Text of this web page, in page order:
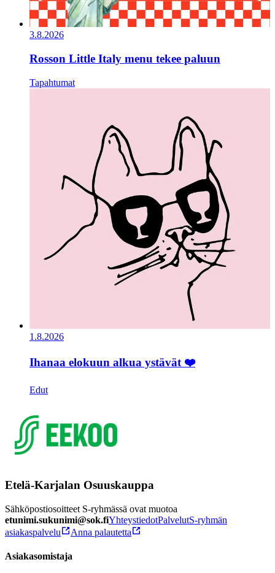
3.8.2026
Rosson Little Italy menu tekee paluun
Tapahtumat
1.8.2026
Ihanaa elokuun alkua ystävät ❤️
Edut
Etelä-Karjalan Osuuskauppa
Sähköpostiosoitteet S-ryhmässä ovat muotoa
etunimi.sukunimi@sok.fiYhteystiedotPalvelutS-ryhmän
asiakaspalvelu
Anna palautetta
Asiakasomistaja